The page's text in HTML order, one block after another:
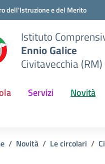
dell'Istruzione e del Merito
Istituto
Ennio Galice
Civitavecchia (RM)
Servizi Novità
Novità Le circolari